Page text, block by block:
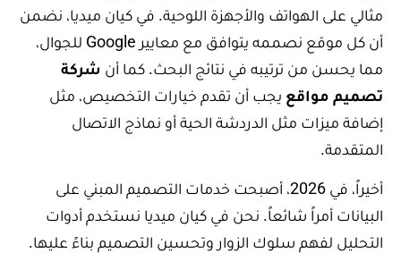
مثالي على الهواتف والأجهزة اللوحية. في كيان ميديا، نضمن
أن كل موقع نصممه يتوافق مع معايير Google للجوال،
مما يحسن من ترتيبه في نتائج البحث. كما أن شركة
تصميم مواقع يجب أن تقدم خيارات التخصيص، مثل
إضافة ميزات مثل الدردشة الحية أو نماذج الاتصال
المتقدمة.
أخيراً، في 2026، أصبحت خدمات التصميم المبني على
البيانات أمراً شائعاً. نحن في كيان ميديا نستخدم أدوات
التحليل لفهم سلوك الزوار وتحسين التصميم بناءً عليها.